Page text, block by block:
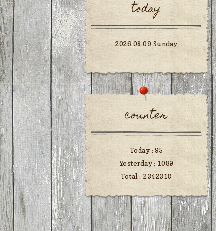
today
2026.08.09 Sunday
counter
Today : 95
Yesterday : 1089
Total : 2342318